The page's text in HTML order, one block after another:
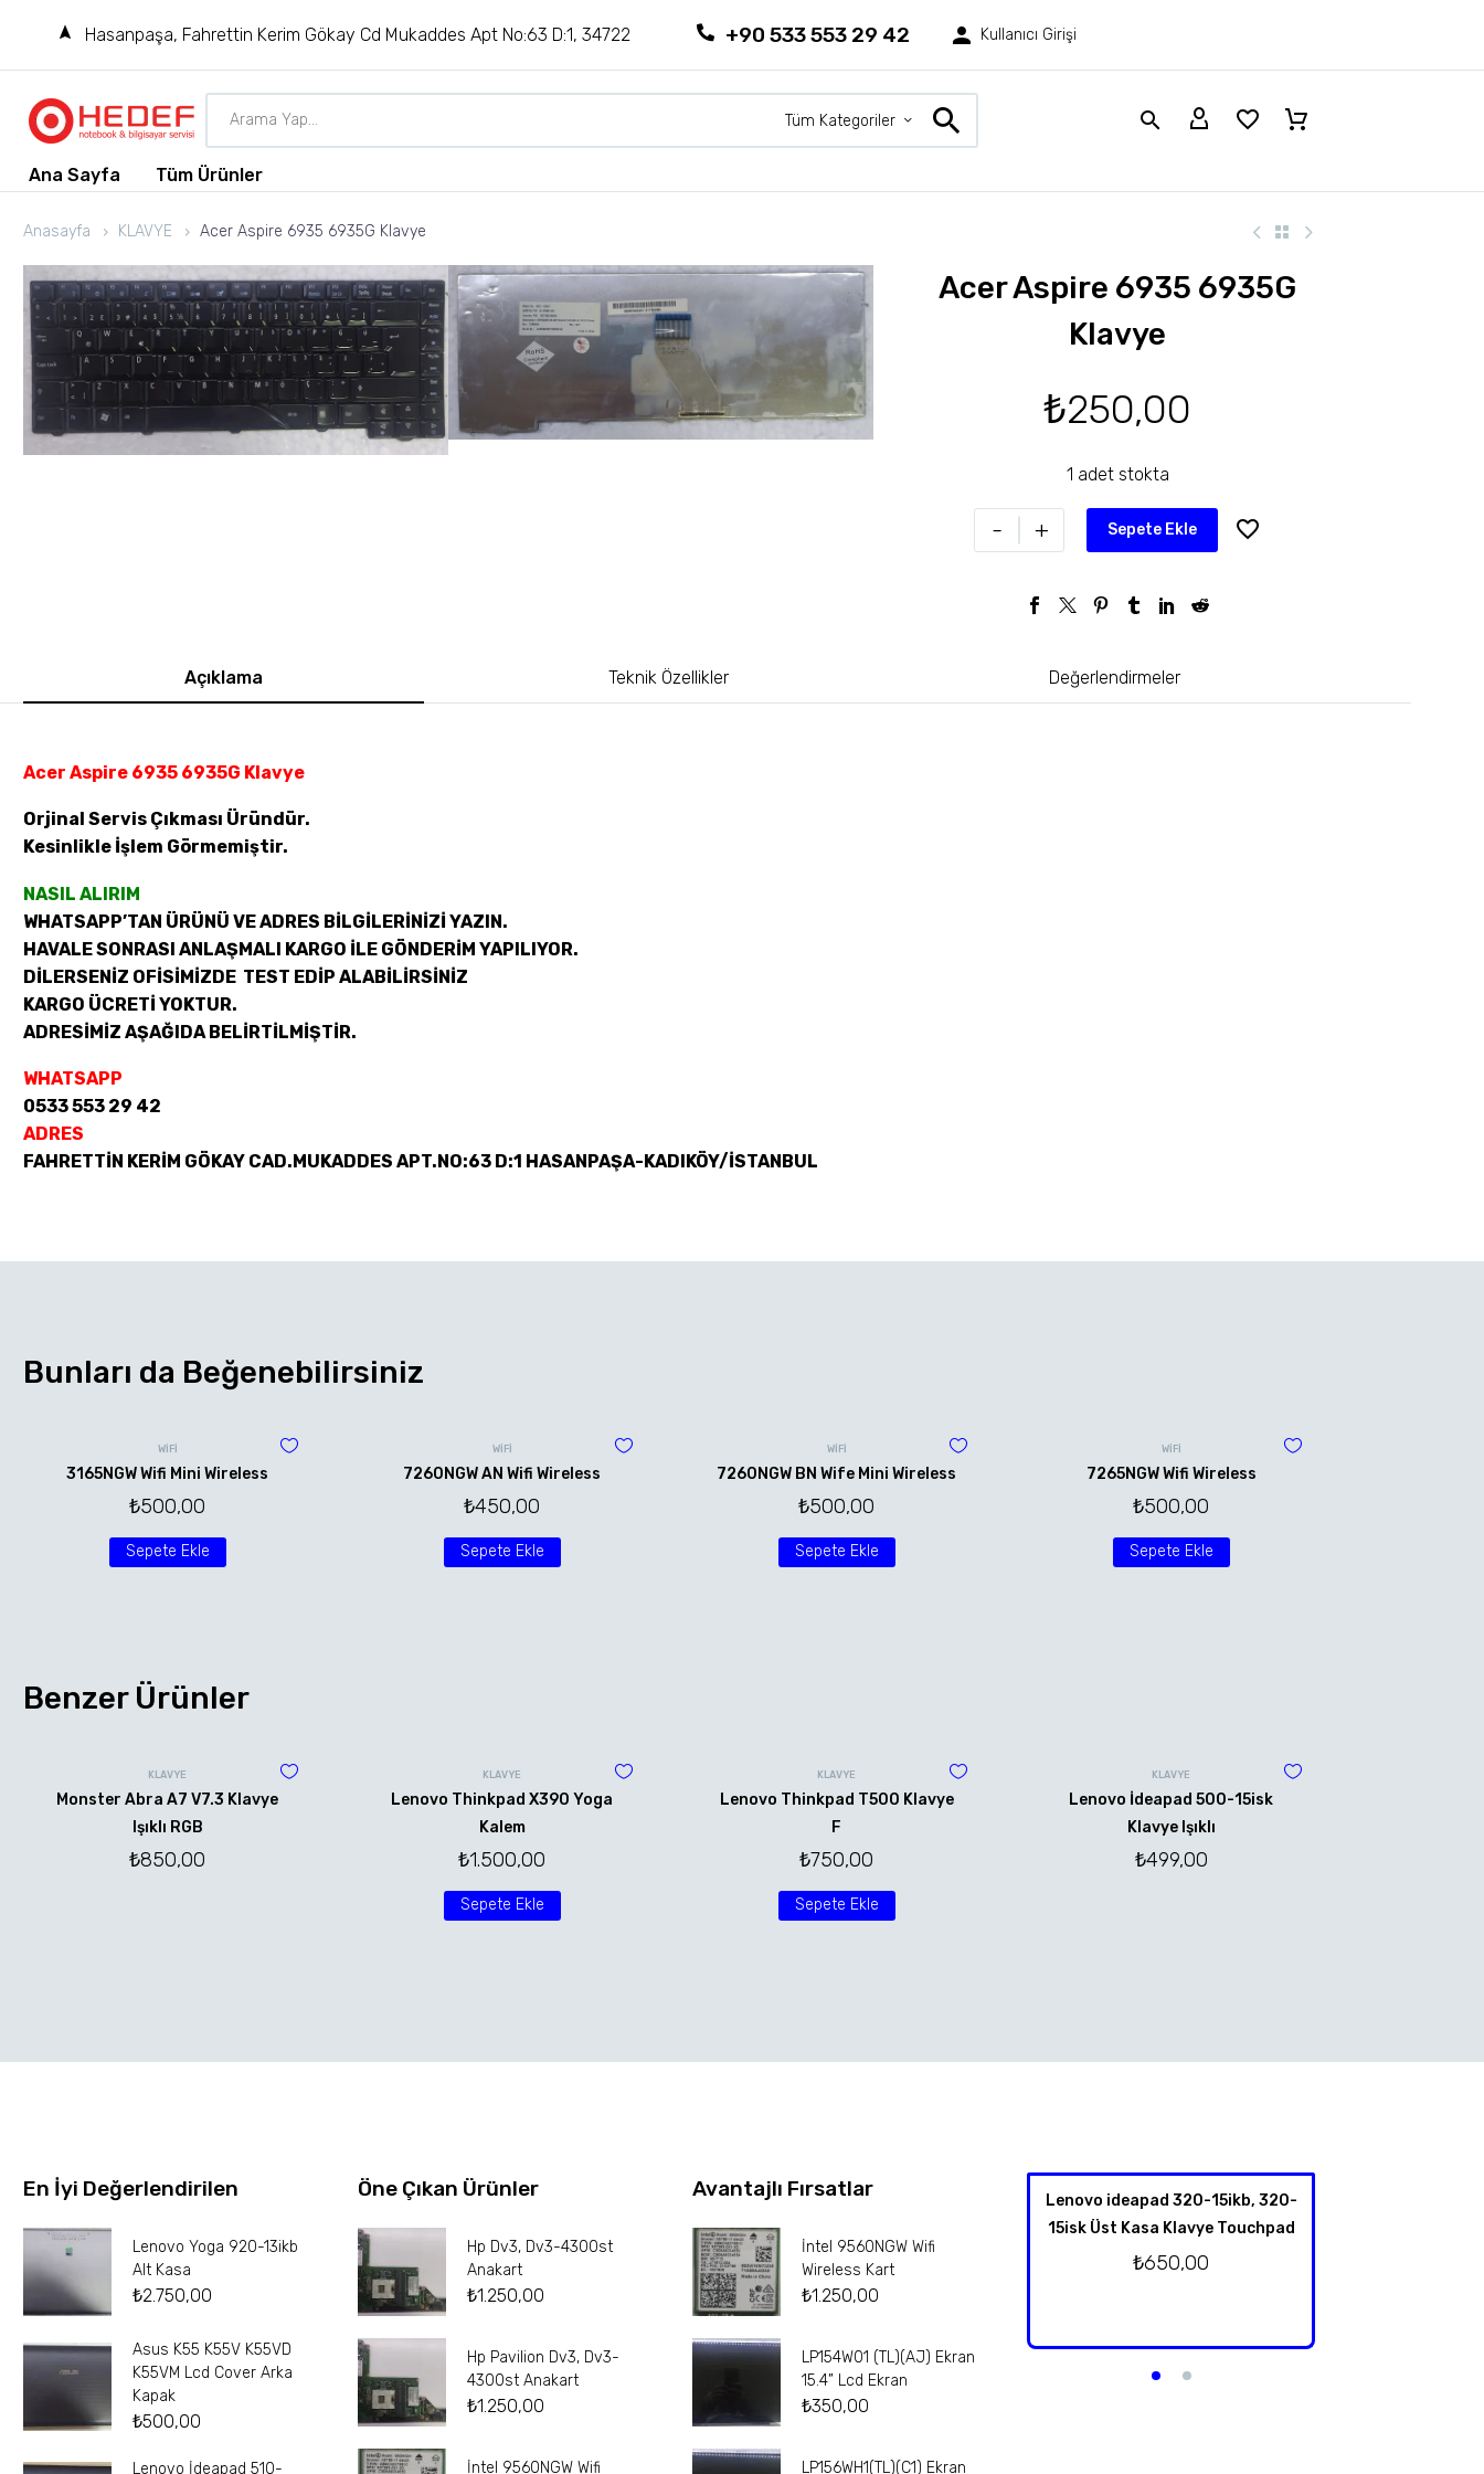
Hasanpaşa, Fahrettin Kerim Gökay Cd Mukaddes Apt No:63 D:1, 34722 +90 533 553 29 42 Kullanıcı Girişi
Tüm Kategoriler
Ana Sayfa Tüm Ürünler
Anasayfa KLAVYE Acer Aspire 6935 6935G Klavye
Acer Aspire 6935 6935G
Klavye
₺250,00
1 adet stokta
- + Sepete Ekle
Açıklama Teknik Özellikler Değerlendirmeler
Acer Aspire 6935 6935G Klavye
Orjinal Servis Çıkması Üründür.
Kesinlikle İşlem Görmemiştir.
NASIL ALIRIM
WHATSAPP’TAN ÜRÜNÜ VE ADRES BİLGİLERİNİZİ YAZIN.
HAVALE SONRASI ANLAŞMALI KARGO İLE GÖNDERİM YAPILIYOR.
DİLERSENİZ OFİSİMİZDE TEST EDİP ALABİLİRSİNİZ
KARGO ÜCRETİ YOKTUR.
ADRESİMİZ AŞAĞIDA BELİRTİLMİŞTİR.
WHATSAPP
0533 553 29 42
ADRES
FAHRETTİN KERİM GÖKAY CAD.MUKADDES APT.NO:63 D:1 HASANPAŞA-KADIKÖY/İSTANBUL
Bunları da Beğenebilirsiniz
WİFİ
3165NGW Wifi Mini Wireless
₺500,00
Sepete Ekle
WİFİ
7260NGW AN Wifi Wireless
₺450,00
Sepete Ekle
WİFİ
7260NGW BN Wife Mini Wireless
₺500,00
Sepete Ekle
WİFİ
7265NGW Wifi Wireless
₺500,00
Sepete Ekle
Benzer Ürünler
KLAVYE
Monster Abra A7 V7.3 Klavye
Işıklı RGB
₺850,00
KLAVYE
Lenovo Thinkpad X390 Yoga
Kalem
₺1.500,00
Sepete Ekle
KLAVYE
Lenovo Thinkpad T500 Klavye
F
₺750,00
Sepete Ekle
KLAVYE
Lenovo İdeapad 500-15isk
Klavye Işıklı
₺499,00
En İyi Değerlendirilen
Lenovo Yoga 920-13ikb
Alt Kasa
₺2.750,00
Asus K55 K55V K55VD
K55VM Lcd Cover Arka
Kapak
₺500,00
Lenovo İdeapad 510-
Öne Çıkan Ürünler
Hp Dv3, Dv3-4300st
Anakart
₺1.250,00
Hp Pavilion Dv3, Dv3-
4300st Anakart
₺1.250,00
İntel 9560NGW Wifi
Avantajlı Fırsatlar
İntel 9560NGW Wifi
Wireless Kart
₺1.250,00
LP154W01 (TL)(AJ) Ekran
15.4” Lcd Ekran
₺350,00
LP156WH1(TL)(C1) Ekran
Lenovo ideapad 320-15ikb, 320-
15isk Üst Kasa Klavye Touchpad
₺650,00